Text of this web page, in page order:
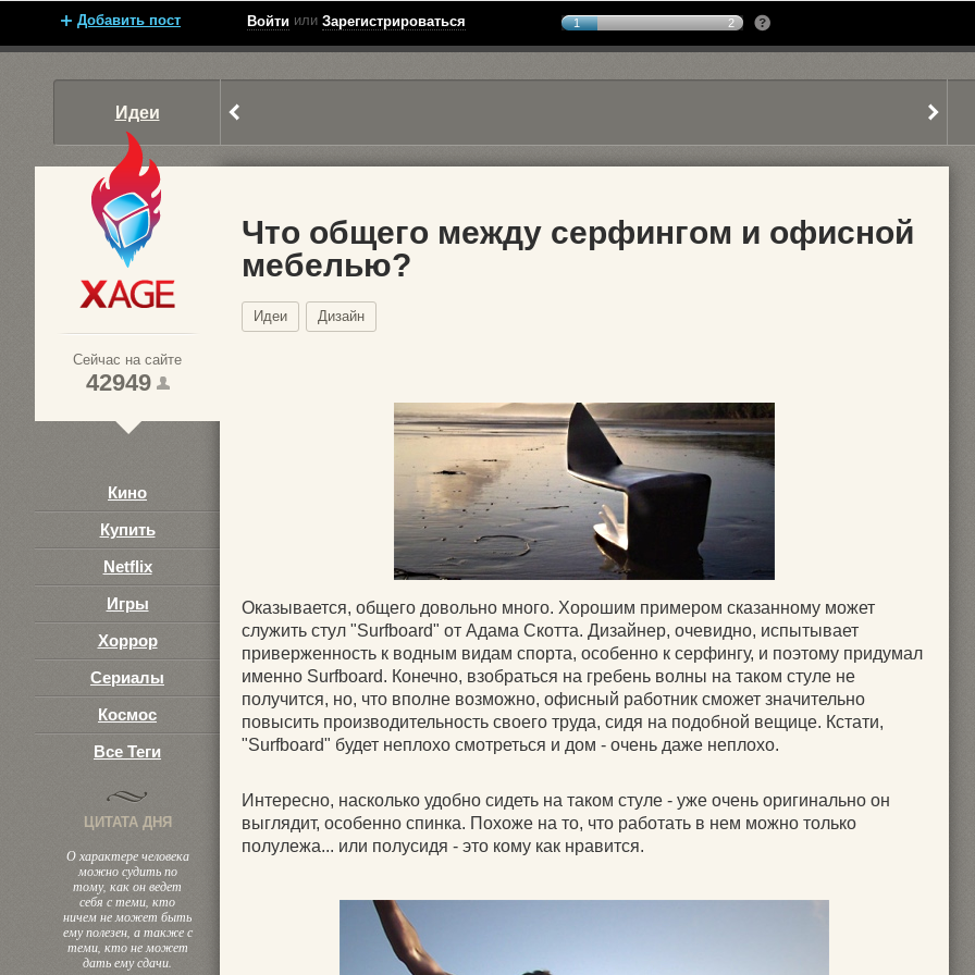
Добавить пост Войти или Зарегистрироваться 1 2
Идеи
Сейчас на сайте
42949
Кино
Купить
Netflix
Игры
Хоррор
Сериалы
Космос
Все Теги
ЦИТАТА ДНЯ
О характере человека
можно судить по
тому, как он ведет
себя с теми, кто
ничем не может быть
ему полезен, а также с
теми, кто не может
дать ему сдачи.
Что общего между серфингом и офисной
мебелью?
Идеи Дизайн
Оказывается, общего довольно много. Хорошим примером сказанному может
служить стул "Surfboard" от Адама Скотта. Дизайнер, очевидно, испытывает
приверженность к водным видам спорта, особенно к серфингу, и поэтому придумал
именно Surfboard. Конечно, взобраться на гребень волны на таком стуле не
получится, но, что вполне возможно, офисный работник сможет значительно
повысить производительность своего труда, сидя на подобной вещице. Кстати,
"Surfboard" будет неплохо смотреться и дом - очень даже неплохо.
Интересно, насколько удобно сидеть на таком стуле - уже очень оригинально он
выглядит, особенно спинка. Похоже на то, что работать в нем можно только
полулежа... или полусидя - это кому как нравится.